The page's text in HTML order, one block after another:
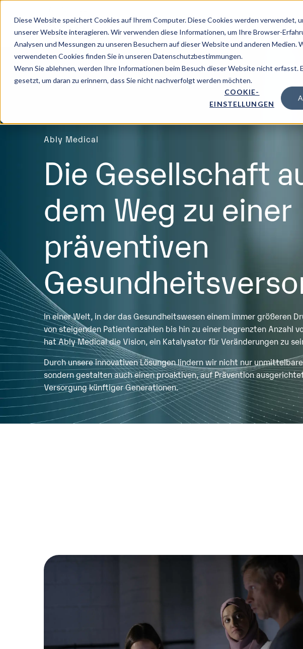
Diese Website speichert Cookies auf Ihrem Computer. Diese Cookies werden verwendet,
unserer Website interagieren. Wir verwenden diese Informationen, um Ihre Browser-
Analysen und Messungen zu unseren Besuchern auf dieser Website und anderen Medien.
verwendeten Cookies finden Sie in unseren Datenschutzbestimmungen.
Wenn Sie ablehnen, werden Ihre Informationen beim Besuch dieser Website nicht erfasst.
gesetzt, um daran zu erinnern, dass Sie nicht nachverfolgt werden möchten.
COOKIE-
EINSTELLUNGEN
Ably Medical
Die Gesellschaft
dem Weg zu einer
präventiven
In einer Welt, in der das Gesundheitswesen einem immer größeren
von steigenden Patientenzahlen bis hin zu einer begrenzten Anzahl
hat Ably Medical die Vision, ein Katalysator für Veränderungen zu
Durch unsere innovativen Lösungen lindern wir nicht nur
sondern gestalten auch einen proaktiven, auf Prävention
Versorgung künftiger Generationen.